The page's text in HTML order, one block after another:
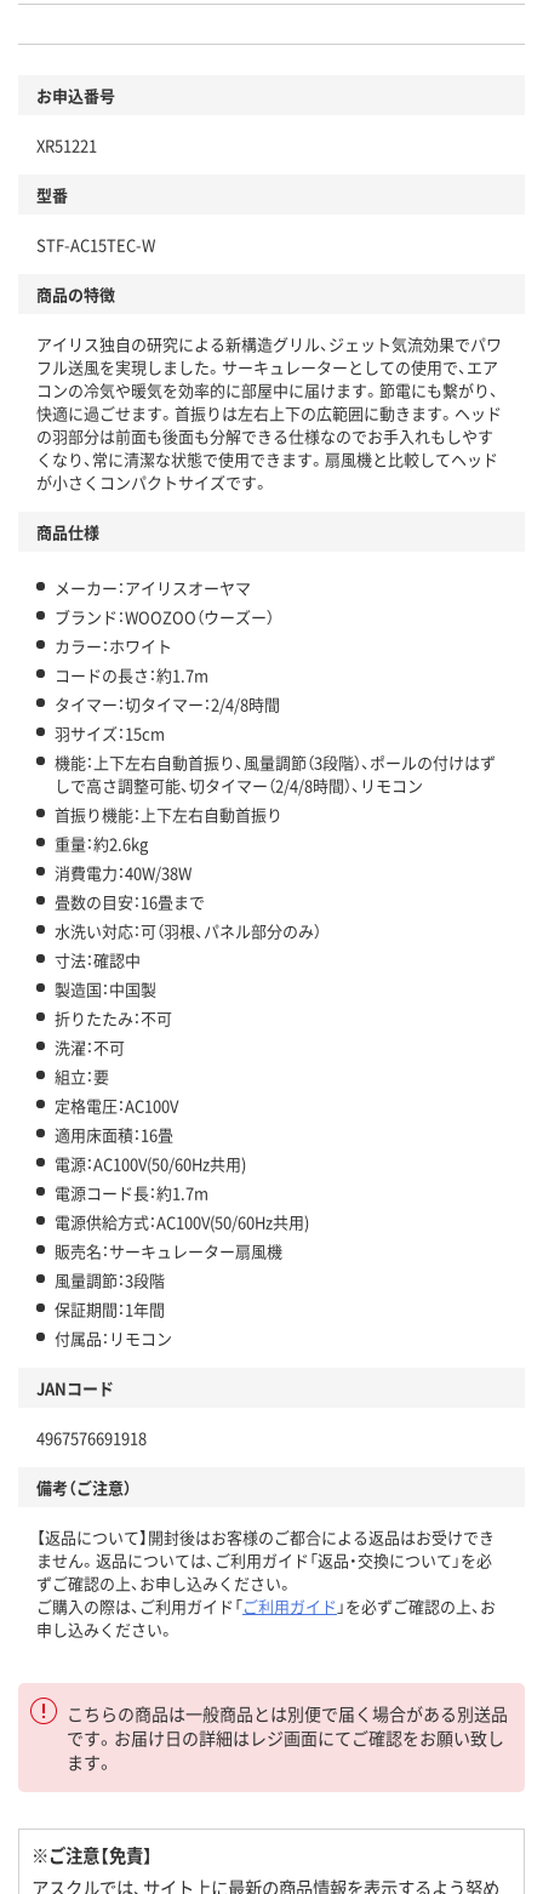
お申込番号
XR51221
型番
STF-AC15TEC-W
商品の特徴
アイリス独自の研究による新構造グリル、ジェット気流効果でパワ
フル送風を実現しました。サーキュレーターとしての使用で、エア
コンの冷気や暖気を効率的に部屋中に届けます。節電にも繋がり、
快適に過ごせます。首振りは左右上下の広範囲に動きます。ヘッド
の羽部分は前面も後面も分解できる仕様なのでお手入れもしやす
くなり、常に清潔な状態で使用できます。扇風機と比較してヘッド
が小さくコンパクトサイズです。
商品仕様
メーカー：アイリスオーヤマ
ブランド：WOOZOO（ウーズー）
カラー：ホワイト
コードの長さ：約1.7m
タイマー：切タイマー：2/4/8時間
羽サイズ：15cm
機能：上下左右自動首振り、風量調節（3段階）、ポールの付けはず
しで高さ調整可能、切タイマー（2/4/8時間）、リモコン
首振り機能：上下左右自動首振り
重量：約2.6kg
消費電力：40W/38W
畳数の目安：16畳まで
水洗い対応：可（羽根、パネル部分のみ）
寸法：確認中
製造国：中国製
折りたたみ：不可
洗濯：不可
組立：要
定格電圧：AC100V
適用床面積：16畳
電源：AC100V(50/60Hz共用)
電源コード長：約1.7m
電源供給方式：AC100V(50/60Hz共用)
販売名：サーキュレーター扇風機
風量調節：3段階
保証期間：1年間
付属品：リモコン
JANコード
4967576691918
備考（ご注意）
【返品について】開封後はお客様のご都合による返品はお受けでき
ません。返品については、ご利用ガイド「返品・交換について」を必
ずご確認の上、お申し込みください。
ご購入の際は、ご利用ガイド「ご利用ガイド 」を必ずご確認の上、お
申し込みください。
こちらの商品は一般商品とは別便で届く場合がある別送品
です。お届け日の詳細はレジ画面にてご確認をお願い致し
ます。
※ご注意【免責】
アスクルでは、サイト上に最新の商品情報を表示するよう努め